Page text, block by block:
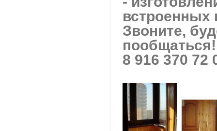
Звоните,
пообщаться!
8 916 370 72